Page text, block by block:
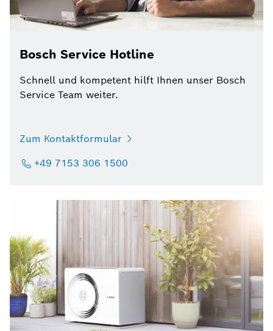
Bosch Service Hotline
Schnell und kompetent hilft Ihnen unser Bosch
Service Team weiter.
Zum Kontaktformular
+49 7153 306 1500